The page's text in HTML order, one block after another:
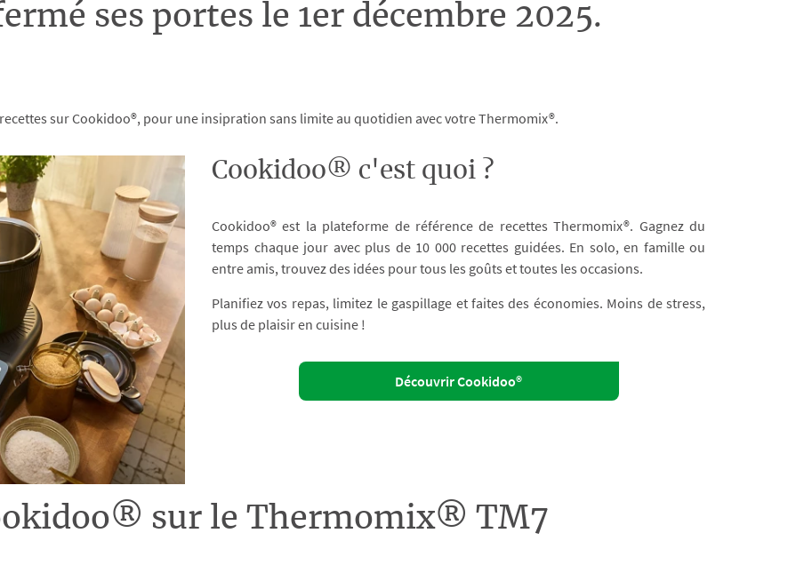
ses portes le 1er décembre 2025.
sur Cookidoo®, pour une insipration sans limite au quotidien avec votre Thermomix®.
Cookidoo® c'est quoi ?
Cookidoo® est la plateforme de référence de recettes Thermomix®. Gagnez du
temps chaque jour avec plus de 10 000 recettes guidées. En solo, en famille ou
entre amis, trouvez des idées pour tous les goûts et toutes les occasions.
Planifiez vos repas, limitez le gaspillage et faites des économies. Moins de stress,
plus de plaisir en cuisine !
Découvrir Cookidoo®
sur le Thermomix® TM7